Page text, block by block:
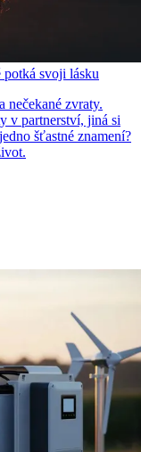
potká svoji lásku
nečekané zvraty.
v partnerství, jiná si
šťastné znamení?